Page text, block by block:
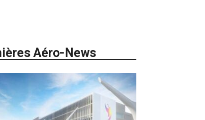
Aéro-News